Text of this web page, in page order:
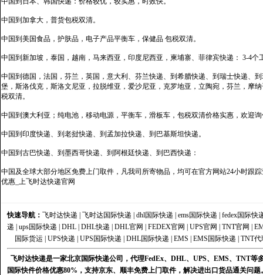
中国到加拿大，普货包税双清。
中国到美国食品，护肤品，电子产品平衡车，保健品 包税双清。
中国到新加坡，泰国，越南，马来西亚，印度尼西亚，柬埔寨、菲律宾快递： 3-4个
中国到德国，法国，芬兰，英国，意大利、芬兰快递、到希腊快递、到瑞士快递、
堡，斯洛伐克，斯洛文尼亚，拉脱维亚，爱沙尼亚，克罗地亚，立陶宛，芬兰，摩
税双清。
中国到澳大利亚；纯电池，移动电源，平衡车，滑板车，包税双清价格实惠，欢迎
中国到印度快递、到老挝快递、到孟加拉快递、到巴基斯坦快递。
中国到古巴快递、到墨西哥快递、到阿根廷快递、到巴西快递：
中国及全球大部分地区免费上门取件，凡我司所寄物品，均可在官方网站24小时跟
优惠_上飞时达快递官网
快速导航： 飞时达快递 飞时达国际快递 dhl国际快递 ems国际快递
fedex国际快
递
ups国际快递 DHL DHL快递 DHL官网 FEDEX官网 UPS官网 TNT官网
国际货运| UPS快递 UPS国际快递 DHL国际快递 EMS EMS国际快递 TNT代
飞时达快递是一家北京国际快递公司，代理FedEx、DHL、UPS、EMS、TNT
国际快件价格优惠80%，支持京东、顺丰免费上门取件，解决进出口货品通关问题